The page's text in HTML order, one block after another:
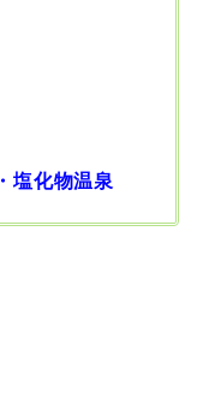
塩化物温泉